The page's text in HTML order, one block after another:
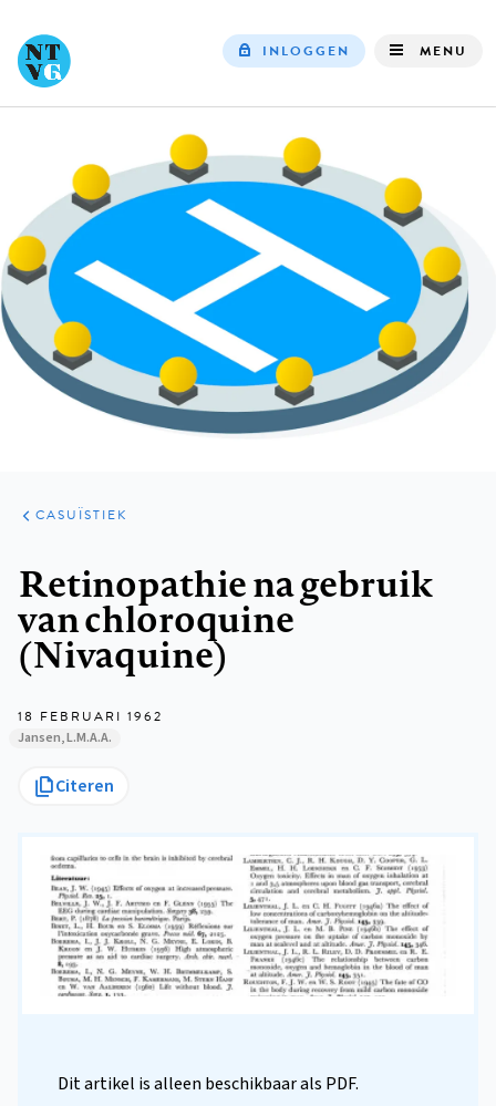
INLOGGEN MENU
Kruimelpad
PRAKTIJK
CASUÏSTIEK
Retinopathie na gebruik
van chloroquine
(Nivaquine)
18 FEBRUARI 1962
Jansen, L.M.A.A.
Citeren
Dit artikel is alleen beschikbaar als PDF.